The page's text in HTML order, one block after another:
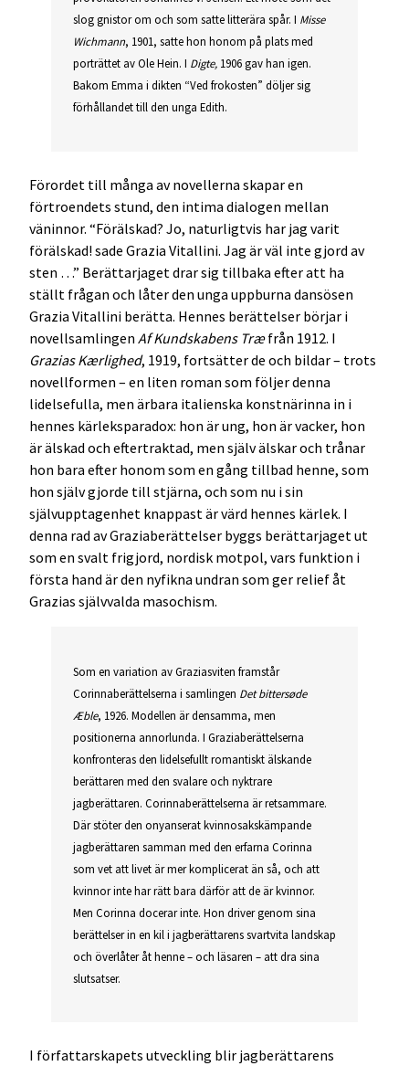
slog gnistor om och som satte litterära spår. I Misse
Wichmann, 1901, satte hon honom på plats med
porträttet av Ole Hein. I Digte, 1906 gav han igen.
Bakom Emma i dikten “Ved frokosten” döljer sig
förhållandet till den unga Edith.
Förordet till många av novellerna skapar en
förtroendets stund, den intima dialogen mellan
väninnor. “Förälskad? Jo, naturligtvis har jag varit
förälskad! sade Grazia Vitallini. Jag är väl inte gjord av
sten …” Berättarjaget drar sig tillbaka efter att ha
ställt frågan och låter den unga uppburna dansösen
Grazia Vitallini berätta. Hennes berättelser börjar i
novellsamlingen Af Kundskabens Træfrån 1912. I
Grazias Kærlighed, 1919, fortsätter de och bildar – trots
novellformen – en liten roman som följer denna
lidelsefulla, men ärbara italienska konstnärinna in i
hennes kärleksparadox: hon är ung, hon är vacker, hon
är älskad och eftertraktad, men själv älskar och trånar
hon bara efter honom som en gång tillbad henne, som
hon själv gjorde till stjärna, och som nu i sin
självupptagenhet knappast är värd hennes kärlek. I
denna rad av Graziaberättelser byggs berättarjaget ut
som en svalt frigjord, nordisk motpol, vars funktion i
första hand är den nyfikna undran som ger relief åt
Grazias självvalda masochism.
Som en variation av Graziasviten framstår
Corinnaberättelserna i samlingen Det bittersøde
Æble, 1926. Modellen är densamma, men
positionerna annorlunda. I Graziaberättelserna
konfronteras den lidelsefullt romantiskt älskande
berättaren med den svalare och nyktrare
jagberättaren. Corinnaberättelserna är retsammare.
Där stöter den onyanserat kvinnosakskämpande
jagberättaren samman med den erfarna Corinna
som vet att livet är mer komplicerat än så, och att
kvinnor inte har rätt bara därför att de är kvinnor.
Men Corinna docerar inte. Hon driver genom sina
berättelser in en kil i jagberättarens svartvita landskap
och överlåter åt henne – och läsaren – att dra sina
slutsatser.
I författarskapets utveckling blir jagberättarens